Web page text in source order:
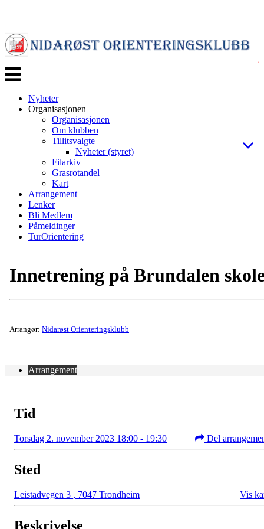
Veksle
navigasjon
Nyheter
Organisasjonen
Organisasjonen
Om klubben
Tillitsvalgte
Nyheter (styret)
Filarkiv
Grasrotandel
Kart
Arrangement
Lenker
Bli Medlem
Påmeldinger
TurOrientering
Innetrening på Brundalen
Arrangør: Nidarøst Orienteringsklubb
Arrangement
Tid
Torsdag 2. november 2023 18:00 - 19:30 Del
Sted
Leistadvegen 3 , 7047 Trondheim Vis
Beskrivelse